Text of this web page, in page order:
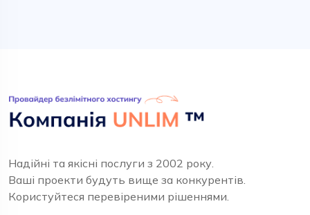
Надійні та якісні послуги з 2002 року.
Ваші проекти будуть вище за конкурентів.
Користуйтеся перевіреними рішеннями.